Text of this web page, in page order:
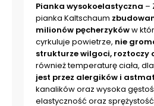
Pianka wysokoelastyczna –
pianka Kaltschaum
milionów pęcherzykóww
cyrkuluje powietrze, nie
strukturze wilgoci, roztoczy
również temperaturę ciała,
jest przez alergików i
kanalików oraz wysoka
elastyczność oraz